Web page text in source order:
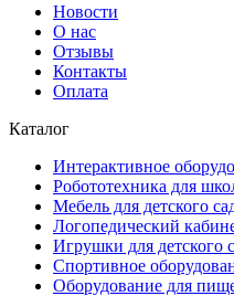
Новости
О нас
Отзывы
Контакты
Оплата
Каталог
Интерактивное
Робототехника для
Мебель для детского
Логопедический
Игрушки для детского
Спортивное
Оборудование для